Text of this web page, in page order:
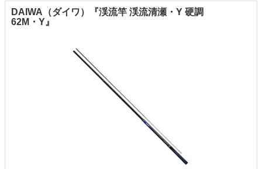
DAIWA（ダイワ）『渓流竿 渓流清瀬・Y 硬調
62M・Y』